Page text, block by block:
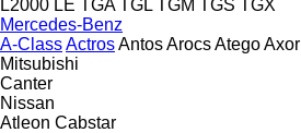
L2000 LE TGA TGL TGM TGS TGX
Mercedes-Benz
A-ClassActrosAntosArocsAtegoAxor
Mitsubishi
Canter
Nissan
Atleon Cabstar